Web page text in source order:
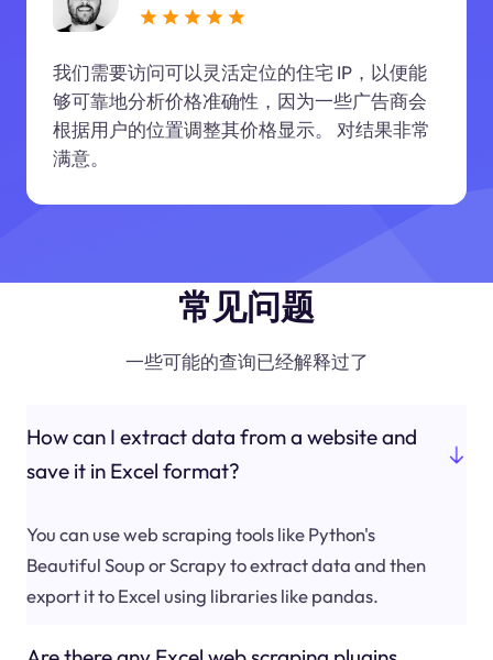
我们需要访问可以灵活定位的住宅 IP，以便能
够可靠地分析价格准确性，因为一些广告商会
根据用户的位置调整其价格显示。 对结果非常
满意。
常见问题
一些可能的查询已经解释过了
How can I extract data from a website and
save it in Excel format?
You can use web scraping tools like Python's
Beautiful Soup or Scrapy to extract data and then
export it to Excel using libraries like pandas.